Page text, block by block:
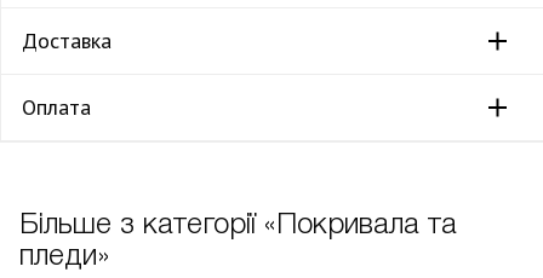
Доставка
Оплата
Більше з категорії «Покривала та
пледи»